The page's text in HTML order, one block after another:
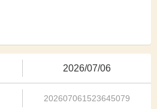
2026/07/06
202607061523645079